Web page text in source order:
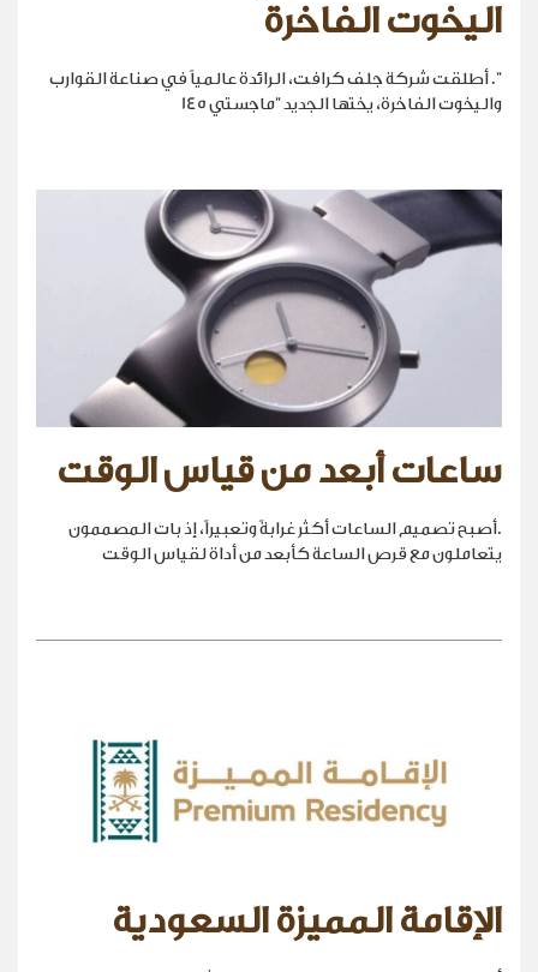
اليخوت الفاخرة
". أطلقت شركة جلف كرافت، الرائدة عالمياً في صناعة القوارب
واليخوت الفاخرة، يختها الجديد "ماجستي 145
ساعات أبعد من قياس الوقت
.أصبح تصميم الساعات أكثر غرابةً وتعبيراً، إذ بات المصممون
يتعاملون مع قرص الساعة كأبعد من أداة لقياس الوقت
الإقامة المميزة السعودية